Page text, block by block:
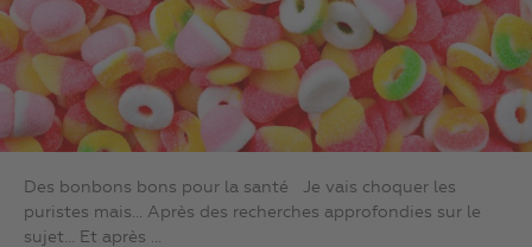
Des bonbons bons pour la santé Je vais choquer les
puristes mais… Après des recherches approfondies sur le
sujet… Et après ...